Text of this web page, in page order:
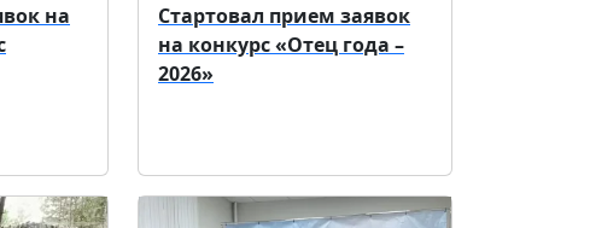
на
Стартовал прием заявок
на конкурс «Отец года –
2026»